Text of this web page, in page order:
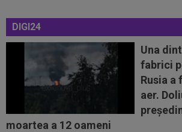
DIGI24
Una
fabrici
Rusia a
aer.
moartea a 12 oameni
12:35
Peluza Nord, întâlnire de gradul
jucătorii și conducătorii de la FCSB...
12:27
Verdictul specialistului, după ce
Craiova a cerut penalty în...
Ce a postat soția lui Denis
disputat de FCSB și CFR